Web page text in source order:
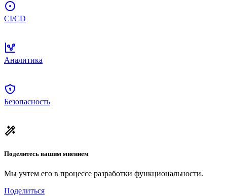
CI/CD
Аналитика
Безопасность
Поделитесь вашим мнением
Мы учтем его в процессе разработки функциональности.
Поделиться